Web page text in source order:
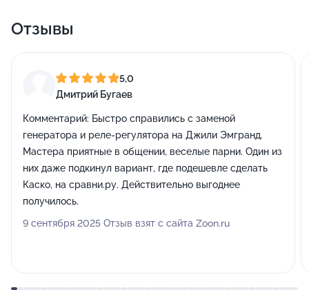
Отзывы
5,0
Дмитрий Бугаев
Комментарий: Быстро справились с заменой
генератора и реле-регулятора на Джили Эмгранд.
Мастера приятные в общении, веселые парни. Один из
них даже подкинул вариант, где подешевле сделать
Каско, на сравни.ру. Действительно выгоднее
получилось.
9 сентября 2025 Отзыв взят с сайта Zoon.ru